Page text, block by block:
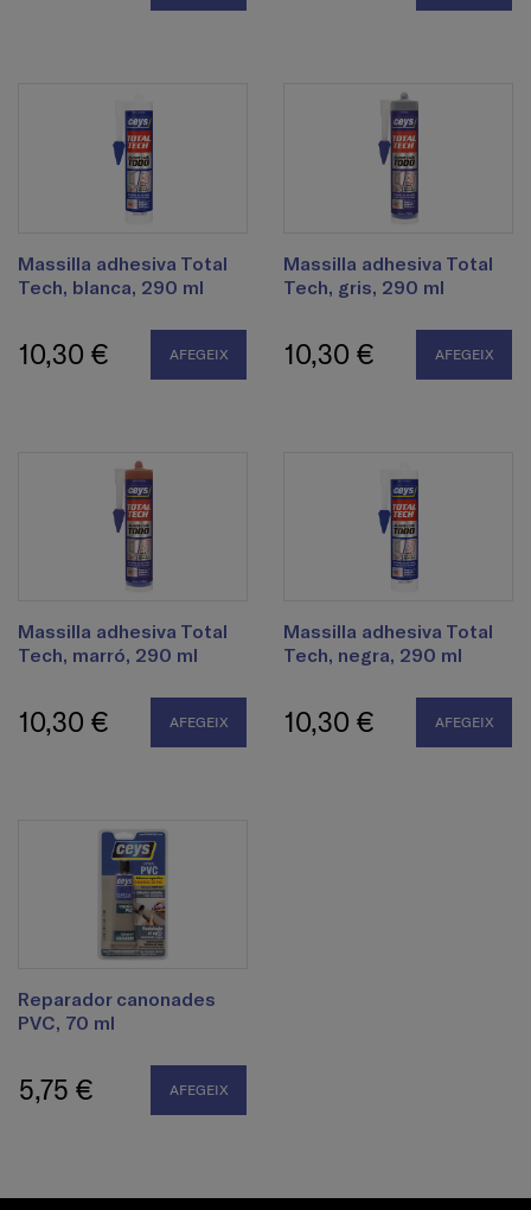
Massilla adhesiva Total
Tech, blanca, 290 ml
10,30 € AFEGEIX
Massilla adhesiva Total
Tech, gris, 290 ml
10,30 € AFEGEIX
Massilla adhesiva Total
Tech, marró, 290 ml
10,30 € AFEGEIX
Massilla adhesiva Total
Tech, negra, 290 ml
10,30 € AFEGEIX
Reparador canonades
PVC, 70 ml
5,75 € AFEGEIX